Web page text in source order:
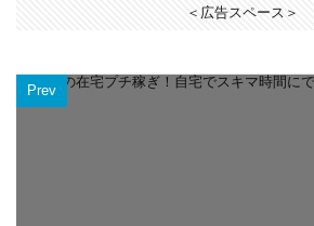
＜広告スペース＞
Prev